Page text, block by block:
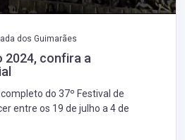
dos Guimarães
2024, confira a
do 37º Festival de
entre os 19 de julho a 4 de